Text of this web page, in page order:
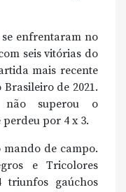
enfrentaram no
seis vitórias do
mais recente
de 2021.
não superou o
por 4 x 3.
mando de campo.
e Tricolores
triunfos gaúchos